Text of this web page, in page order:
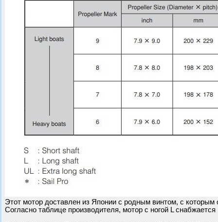
Этот мотор доставлен из Японии с родным винтом, с которым
Согласно таблице производителя, мотор с ногой L